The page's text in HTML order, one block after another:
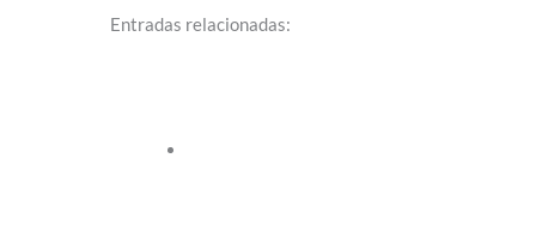
Entradas relacionadas: